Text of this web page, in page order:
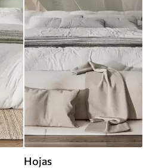
Hojas